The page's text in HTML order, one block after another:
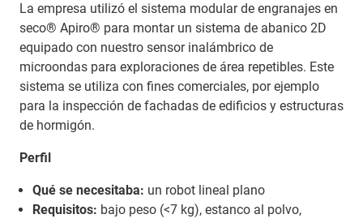
La empresa utilizó el sistema modular de engranajes en
seco® Apiro® para montar un sistema de abanico 2D
equipado con nuestro sensor inalámbrico de
microondas para exploraciones de área repetibles. Este
sistema se utiliza con fines comerciales, por ejemplo
para la inspección de fachadas de edificios y estructuras
de hormigón.
Perfil
Qué se necesitaba: un robot lineal plano
Requisitos: bajo peso (<7 kg), estanco al polvo,